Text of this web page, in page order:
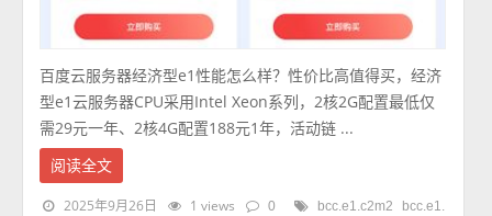
百度云服务器经济型e1性能怎么样？性价比高值得买，经济
型e1云服务器CPU采用Intel Xeon系列，2核2G配置最低仅
需29元一年、2核4G配置188元1年，活动链 ...
阅读全文
2025年9月26日 1 views 0 bcc.e1.c2m2
bcc.e1.